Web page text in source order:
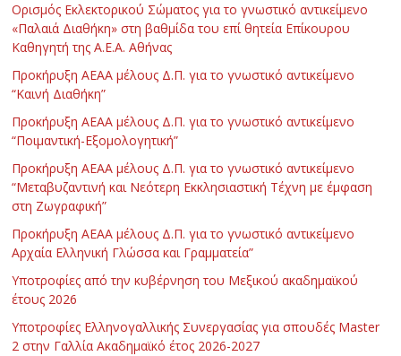
Ορισμός Εκλεκτορικού Σώματος για το γνωστικό αντικείμενο
«Παλαιά Διαθήκη» στη βαθμίδα του επί θητεία Επίκουρου
Καθηγητή της Α.Ε.Α. Αθήνας
Προκήρυξη ΑΕΑΑ μέλους Δ.Π. για το γνωστικό αντικείμενο
“Καινή Διαθήκη”
Προκήρυξη ΑΕΑΑ μέλους Δ.Π. για το γνωστικό αντικείμενο
“Ποιμαντική-Εξομολογητική”
Προκήρυξη ΑΕΑΑ μέλους Δ.Π. για το γνωστικό αντικείμενο
“Μεταβυζαντινή και Νεότερη Εκκλησιαστική Τέχνη με έμφαση
στη Ζωγραφική”
Προκήρυξη ΑΕΑΑ μέλους Δ.Π. για το γνωστικό αντικείμενο
Αρχαία Ελληνική Γλώσσα και Γραμματεία”
Υποτροφίες από την κυβέρνηση του Μεξικού ακαδημαϊκού
έτους 2026
Υποτροφίες Ελληνογαλλικής Συνεργασίας για σπουδές Master
2 στην Γαλλία Ακαδημαϊκό έτος 2026-2027